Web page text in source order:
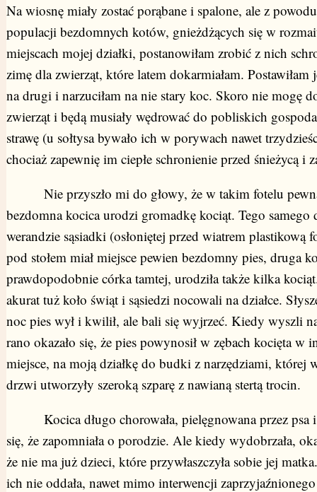
Na wiosnę miały zostać porąbane i spalone, ale z
populacji bezdomnych kotów, gnieżdżących się w
miejscach mojej działki, postanowiłam zrobić z nich
zimę dla zwierząt, które latem dokarmiałam. Postawiłam
na drugi i narzuciłam na nie stary koc. Skoro nie mogę
zwierząt i będą musiały wędrować do pobliskich
strawę (u sołtysa bywało ich w porywach nawet
chociaż zapewnię im ciepłe schronienie przed śnieżycą i
Nie przyszło mi do głowy, że w takim fotelu
bezdomna kocica urodzi gromadkę kociąt. Tego samego
werandzie sąsiadki (osłoniętej przed wiatrem plastikową
pod stołem miał miejsce pewien bezdomny pies, druga
prawdopodobnie córka tamtej, urodziła także kilka
akurat tuż koło świąt i sąsiedzi nocowali na działce.
noc pies wył i kwilił, ale bali się wyjrzeć. Kiedy wyszli
rano okazało się, że pies powynosił w zębach kocięta w
miejsce, na moją działkę do budki z narzędziami, której
drzwi utworzyły szeroką szparę z nawianą stertą trocin.
Kocica długo chorowała, pielęgnowana przez psa i
się, że zapomniała o porodzie. Ale kiedy wydobrzała,
że nie ma już dzieci, które przywłaszczyła sobie jej
ich nie oddała, nawet mimo interwencji